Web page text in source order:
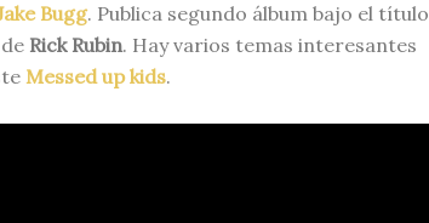
Bugg. Publica segundo álbum bajo el título
Rick Rubin. Hay varios temas interesantes
Messed up kids.